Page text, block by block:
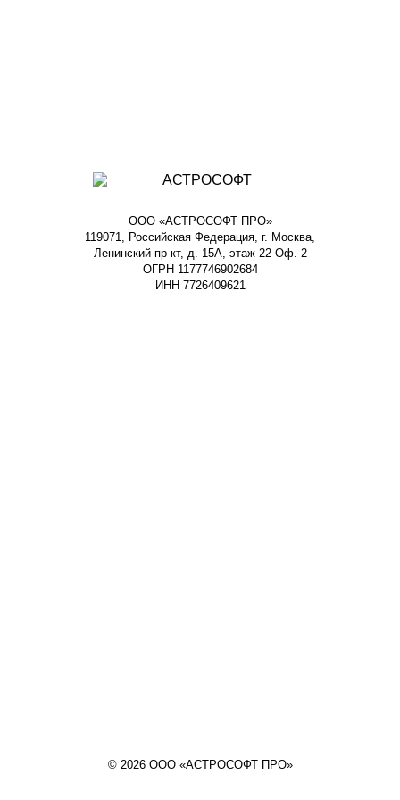
ООО «АСТРОСОФТ ПРО»
119071, Российская Федерация, г. Москва,
Ленинский пр-кт, д. 15А, этаж 22 Оф. 2
ОГРН 1177746902684
ИНН 7726409621
© 2026 ООО «АСТРОСОФТ ПРО»